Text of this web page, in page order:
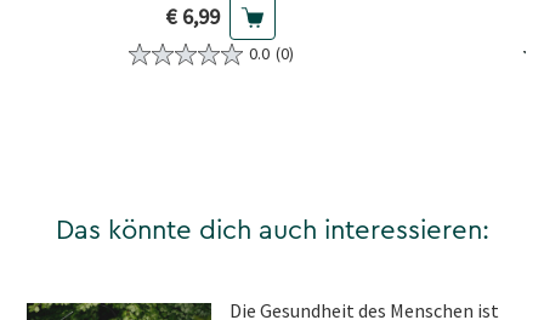
Aktueller Preis
€ 6,99
0.0 (0)
Das könnte dich auch interessieren:
Die Gesundheit des Menschen ist